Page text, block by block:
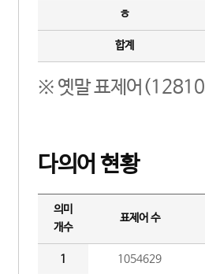
ㅎ
합계
※ 옛말 표제어(12810
다의어 현황
의미
개수
표제어 수
1 1054629